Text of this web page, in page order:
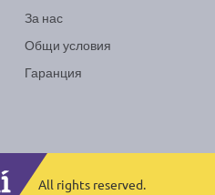
За нас
Общи условия
Гаранция
All rights reserved.